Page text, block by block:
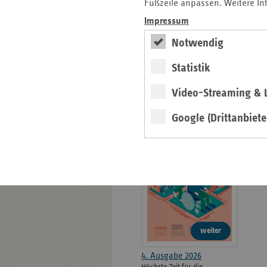
Fußzeile anpassen. Weitere
Impressum
Notwendig
Statistik
Video-Streaming &
Google
Informationen
Der vdek
Karriere
Die GKV
ePaper
weiter
4. Ausgabe 2026